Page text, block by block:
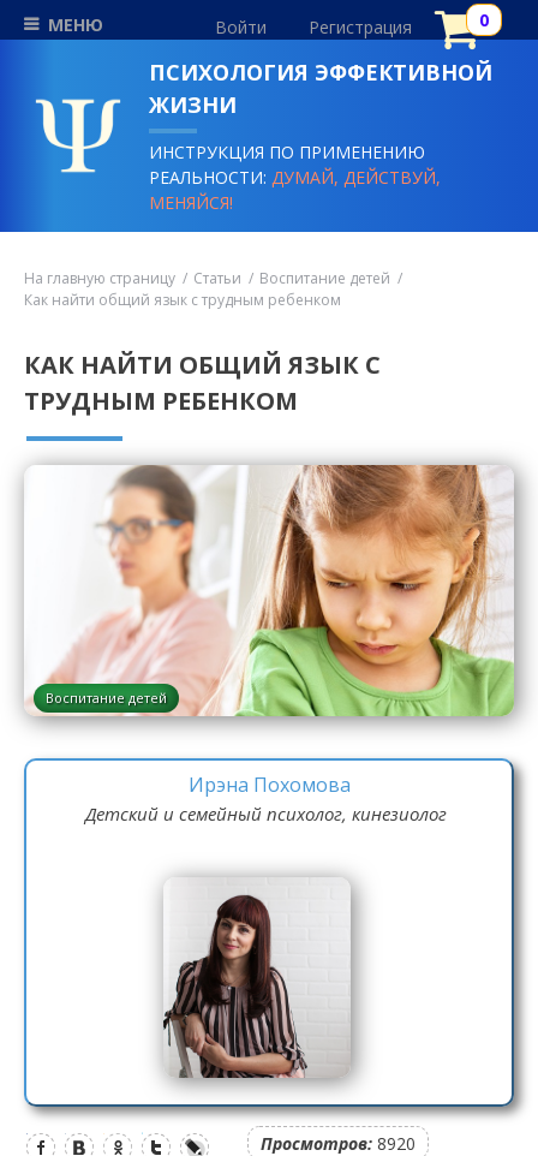
МЕНЮ Войти Регистрация
ПСИХОЛОГИЯ ЭФФЕКТИВНОЙ
ЖИЗНИ
ИНСТРУКЦИЯ ПО ПРИМЕНЕНИЮ
РЕАЛЬНОСТИ:ДУМАЙ, ДЕЙСТВУЙ,
МЕНЯЙСЯ!
На главную страницу Статьи
Воспитание детей
Как найти общий язык с трудным ребенком
КАК НАЙТИ ОБЩИЙ ЯЗЫК С
ТРУДНЫМ РЕБЕНКОМ
Воспитание детей
Ирэна Похомова
Детский и семейный психолог, кинезиолог
Просмотров: 8920